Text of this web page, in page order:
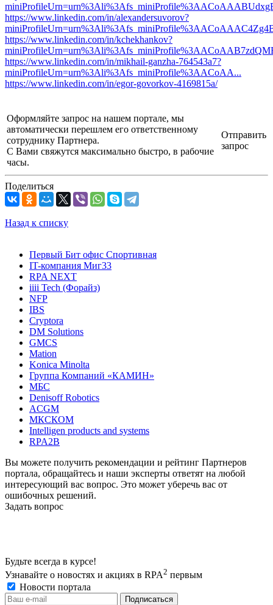
https://www.linkedin.com/in/alexandersuvorov?
https://www.linkedin.com/in/kchekhankov?
https://www.linkedin.com/in/mikhail-ganzha-764543a7?
miniProfileUrn=urn%3Ali%3Afs_miniProfile%3AACoAA...
https://www.linkedin.com/in/egor-govorkov-4169815a/
Оформляйте запрос на нашем портале, мы
автоматически перешлем его ответственному
сотруднику Партнера.
С Вами свяжутся максимально быстро, в рабочие
часы.
Отправить
запрос
Поделиться
Назад к списку
Первый Бит офис Спортивная
IT-компания Миг33
RPA NEXT
iiii Tech (Форайз)
NFP
IBS
Cryptora
DM Solutions
GMCS
Mation
Konica Minolta
Группа Компаний «КАМИН»
МБС
Denisoff Robotics
ACGM
МКСКОМ
Intelligen products and systems
RPA2B
Вы можете получить рекомендации и рейтинг Партнеров
портала, обращайтесь и наши эксперты ответят на любой
интересующий вас вопрос. Это может уберечь вас от
ошибочных решений.
Задать вопрос
Будьте всегда в курсе!
Узнавайте о новостях и акциях в RPA2 первым
Новости портала